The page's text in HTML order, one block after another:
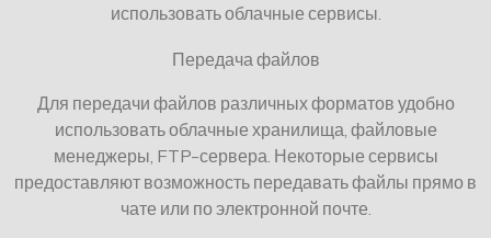
использовать облачные сервисы.
Передача файлов
Для передачи файлов различных форматов удобно
использовать облачные хранилища, файловые
менеджеры, FTP-сервера. Некоторые сервисы
предоставляют возможность передавать файлы прямо в
чате или по электронной почте.